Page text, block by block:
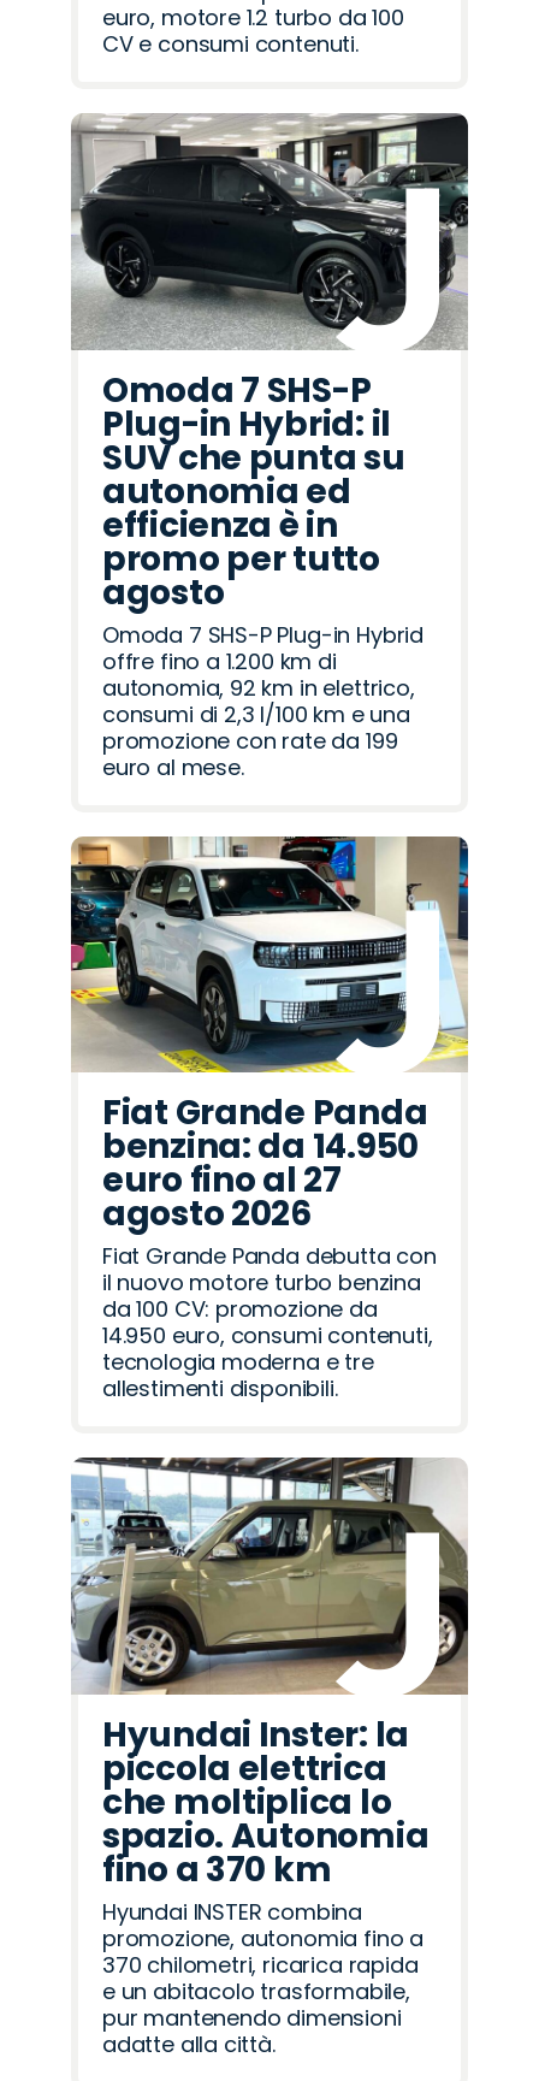
euro, motore 1.2 turbo da 100
CV e consumi contenuti.
Omoda 7 SHS-P
Plug-in Hybrid: il
SUV che punta su
autonomia ed
efficienza è in
promo per tutto
agosto
Omoda 7 SHS-P Plug-in Hybrid
offre fino a 1.200 km di
autonomia, 92 km in elettrico,
consumi di 2,3 l/100 km e una
promozione con rate da 199
euro al mese.
Fiat Grande Panda
benzina: da 14.950
euro fino al 27
agosto 2026
Fiat Grande Panda debutta con
il nuovo motore turbo benzina
da 100 CV: promozione da
14.950 euro, consumi contenuti,
tecnologia moderna e tre
allestimenti disponibili.
Hyundai Inster: la
piccola elettrica
che moltiplica lo
spazio. Autonomia
fino a 370 km
Hyundai INSTER combina
promozione, autonomia fino a
370 chilometri, ricarica rapida
e un abitacolo trasformabile,
pur mantenendo dimensioni
adatte alla città.